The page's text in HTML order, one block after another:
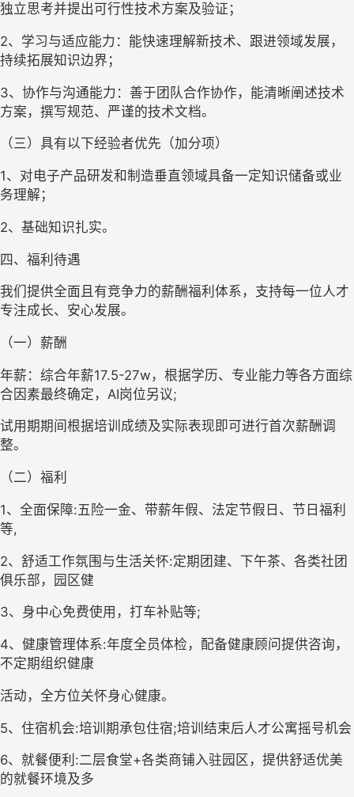
独立思考并提出可行性技术方案及验证；
2、学习与适应能力：能快速理解新技术、跟进领域发展，
持续拓展知识边界；
3、协作与沟通能力：善于团队合作协作，能清晰阐述技术
方案，撰写规范、严谨的技术文档。
（三） 具有以下经验者优先（加分项）
1、对电子产品研发和制造垂直领域具备一定知识储备或业
务理解；
2、基础知识扎实。
四、福利待遇
我们提供全面且有竞争力的薪酬福利体系，支持每一位人才
专注成长、安心发展。
（一） 薪酬
年薪： 综合年薪17.5-27w ，根据学历、专业能力等各方面综
合因素最终确定， AI岗位另议;
试用期期间根据培训成绩及实际表现即可进行首次薪酬调
整。
（二） 福利
1、全面保障:五险一金、带薪年假、法定节假日、节日福利
等,
2、 舒适工作氛围与生活关怀:定期团建、下午茶、各类社团
俱乐部，园区健
3、 身中心免费使用，打车补贴等;
4、 健康管理体系:年度全员体检，配备健康顾问提供咨询，
不定期组织健康
活动，全方位关怀身心健康。
5、住宿机会:培训期承包住宿;培训结束后人才公寓摇号机会
6、就餐便利:二层食堂+各类商铺入驻园区，提供舒适优美
的就餐环境及多